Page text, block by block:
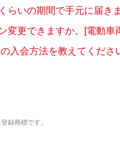
らいの期間で手元に届き
変更できますか。[電動車
入会方法を教えてくださ
録商標です。